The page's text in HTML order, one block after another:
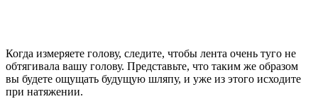
Когда измеряете голову, следите, чтобы лента очень туго не
обтягивала вашу голову. Представьте, что таким же образом
вы будете ощущать будущую шляпу, и уже из этого исходите
при натяжении.